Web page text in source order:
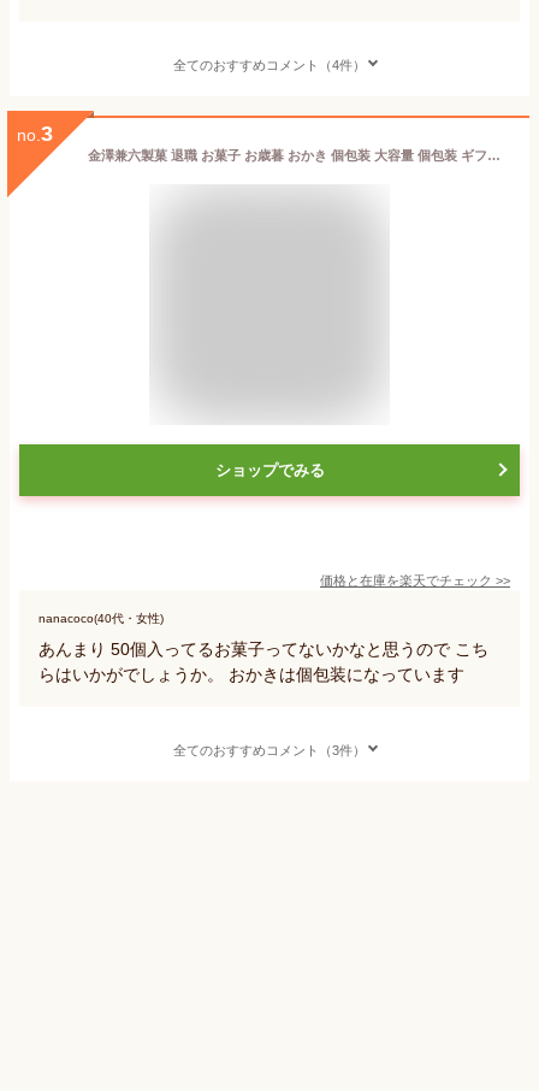
全てのおすすめコメント（4件）
no. 3
金澤兼六製菓 退職 お菓子 お歳暮 おかき 個包装 大容量 個包装 ギフト おかき 詰め合わせ お供え お菓子 送料無料 内祝い お返し 金澤兼六製菓 金澤小町 約50個 135g せんべい あられ 進物用 出産内祝い 結婚内祝い 結婚祝い 快気祝い 粗供養 法要 香典返し 満中陰志 お礼
ショップでみる
価格と在庫を楽天でチェック >>
nanacoco(40代・女性)
あんまり 50個入ってるお菓子ってないかなと思うので こち
らはいかがでしょうか。 おかきは個包装になっています
全てのおすすめコメント（3件）